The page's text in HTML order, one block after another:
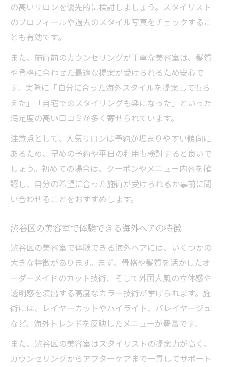
の高いサロンを優先的に検討しましょう。スタイリスト
のプロフィールや過去のスタイル写真をチェックするこ
とも有効です。
また、施術前のカウンセリングが丁寧な美容室は、髪質
や骨格に合わせた最適な提案が受けられるため安心で
す。実際に「自分に合った海外スタイルを提案してもら
えた」「自宅でのスタイリングも楽になった」といった
満足度の高い口コミが多く寄せられています。
注意点として、人気サロンは予約が埋まりやすい傾向に
あるため、早めの予約や平日の利用も検討すると良いで
しょう。初めての場合は、クーポンやメニュー内容を確
認し、自分の希望に合った施術が受けられるか事前に問
い合わせることをおすすめします。
渋谷区の美容室で体験できる海外ヘアの特徴
渋谷区の美容室で体験できる海外ヘアには、いくつかの
大きな特徴があります。まず、骨格や髪質を活かしたオ
ーダーメイドのカット技術、そして外国人風の立体感や
透明感を演出する高度なカラー技術が挙げられます。施
術には、レイヤーカットやハイライト、バレイヤージュ
など、海外トレンドを反映したメニューが豊富です。
また、渋谷区の美容室はスタイリストの提案力が高く、
カウンセリングからアフターケアまで一貫してサポート